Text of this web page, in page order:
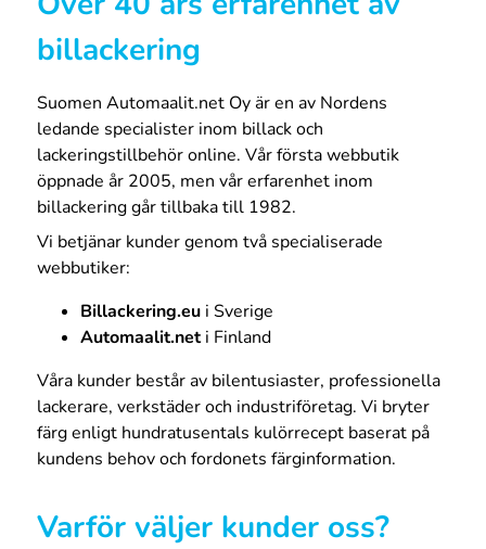
billackering
Suomen Automaalit.net Oy är en av Nordens
ledande specialister inom billack och
lackeringstillbehör online. Vår första webbutik
öppnade år 2005, men vår erfarenhet inom
billackering går tillbaka till 1982.
Vi betjänar kunder genom två specialiserade
webbutiker:
Billackering.eu i Sverige
Automaalit.neti Finland
Våra kunder består av bilentusiaster, professionella
lackerare, verkstäder och industriföretag. Vi bryter
färg enligt hundratusentals kulörrecept baserat på
kundens behov och fordonets färginformation.
Varför väljer kunder oss?